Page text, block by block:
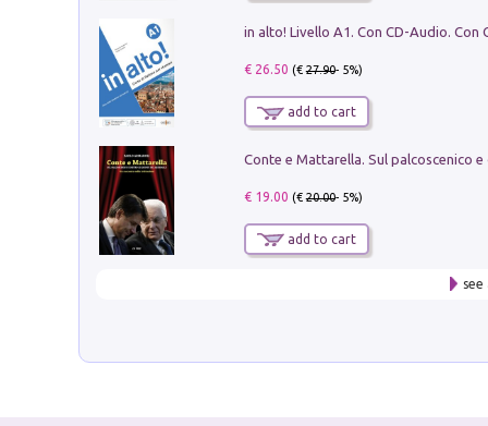
€ 26.50 (€27.90- 5%)
add to cart
€ 19.00 (€20.00- 5%)
add to cart
see